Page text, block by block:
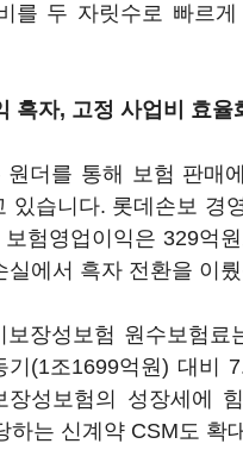
를 두 자릿수로 빠르
흑자, 고정 사업비 효율
더를 통해 보험 판매
있습니다. 롯데손보 경
험영업이익은 329억
실에서 흑자 전환을 이
보장성보험 원수보험료
기(1조1699억원) 대비
장성보험의 성장세에
하는 신계약 CSM도 확